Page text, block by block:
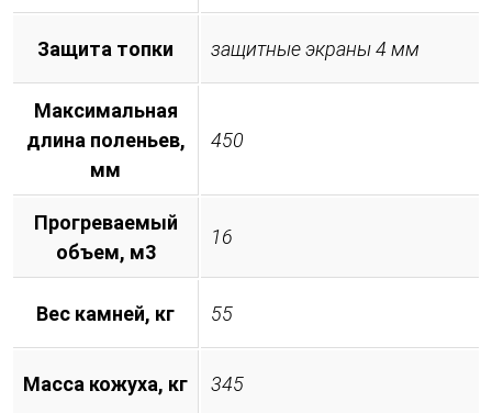
Защита топки защитные экраны 4 мм
Максимальная
длина поленьев,
мм
450
Прогреваемый
объем, м3
16
Вес камней, кг 55
Масса кожуха, кг 345